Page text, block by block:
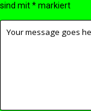
sind mit*markiert